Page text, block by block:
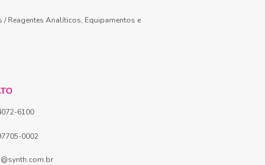
Reagentes Analíticos, Equipamentos e
6100
0002